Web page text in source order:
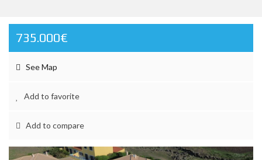
735.000€
See Map
Add to favorite
Add to compare